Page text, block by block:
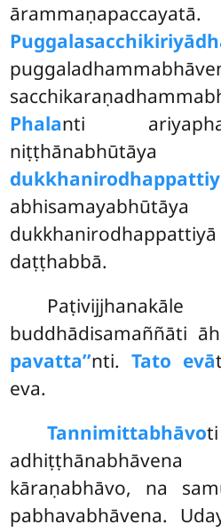
ārammaṇapaccayatā.
Phalanti
niṭṭhānabhūtāya
abhisamayabhūtāya
daṭṭhabbā.
buddhādisamaññāti
pavatta’’nti. Tato evā
eva.
Tannimittabhāvo
kāraṇabhāvo, na
pabhavabhāvena.